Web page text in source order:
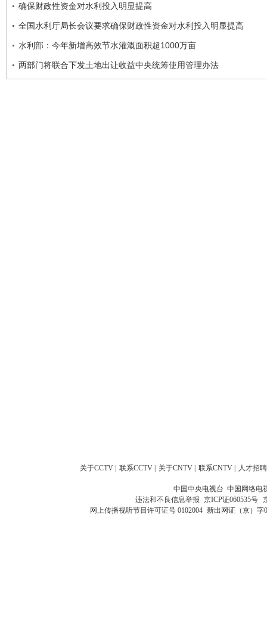
确保财政性资金对水利投入明显提高
全国水利厅局长会议要求确保财政性资金对水利投入明显提高
水利部：今年新增高效节水灌溉面积超1000万亩
两部门将联合下发土地出让收益中央统筹使用管理办法
关于CCTV 联系CCTV 关于CNTV 联系CNTV 人才招聘
中国中央电视台 中国网络电
违法和不良信息举报 京ICP证060535号
网上传播视听节目许可证号 0102004 新出网证（京）